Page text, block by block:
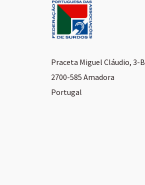
Praceta Miguel Cláudio, 3-B
2700-585 Amadora
Portugal